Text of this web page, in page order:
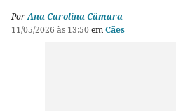
PorAna Carolina Câmara
11/05/2026 às 13:50 emCães